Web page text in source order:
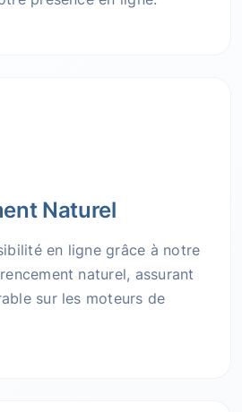
Naturel
en ligne grâce à notre
naturel, assurant
sur les moteurs de